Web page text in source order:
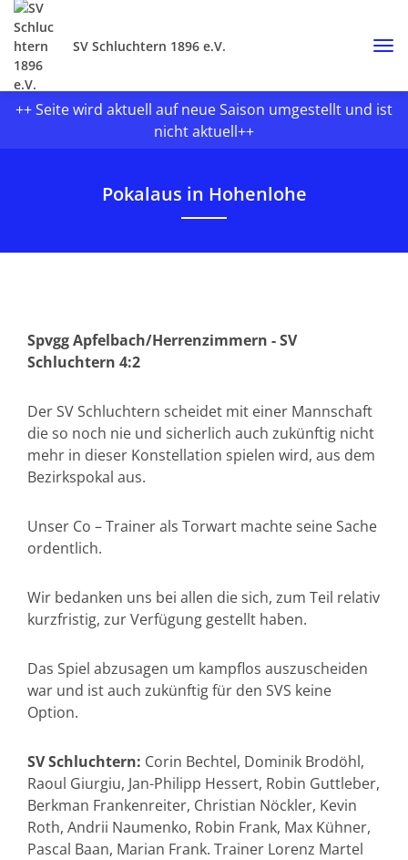
SV Schluchtern 1896 e.V.
++ Seite wird aktuell auf neue Saison umgestellt und ist
nicht aktuell++
Pokalaus in Hohenlohe
Spvgg Apfelbach/Herrenzimmern - SV
Schluchtern 4:2
Der SV Schluchtern scheidet mit einer Mannschaft
die so noch nie und sicherlich auch zukünftig nicht
mehr in dieser Konstellation spielen wird, aus dem
Bezirkspokal aus.
Unser Co – Trainer als Torwart machte seine Sache
ordentlich.
Wir bedanken uns bei allen die sich, zum Teil relativ
kurzfristig, zur Verfügung gestellt haben.
Das Spiel abzusagen um kampflos auszuscheiden
war und ist auch zukünftig für den SVS keine
Option.
SV Schluchtern: Corin Bechtel, Dominik Brodöhl,
Raoul Giurgiu, Jan-Philipp Hessert, Robin Guttleber,
Berkman Frankenreiter, Christian Nöckler, Kevin
Roth, Andrii Naumenko, Robin Frank, Max Kühner,
Pascal Baan, Marian Frank. Trainer Lorenz Martel